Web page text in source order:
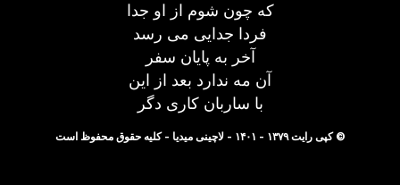
که چون شوم از او جدا
فردا جدایی می رسد
آخر به پایان سفر
آن مه ندارد بعد از این
با ساربان کاری دگر
© کپی رایت ۱۳۷۹ - ۱۴۰۱ - لاچینی میدیا - کلیه حقوق محفوظ است